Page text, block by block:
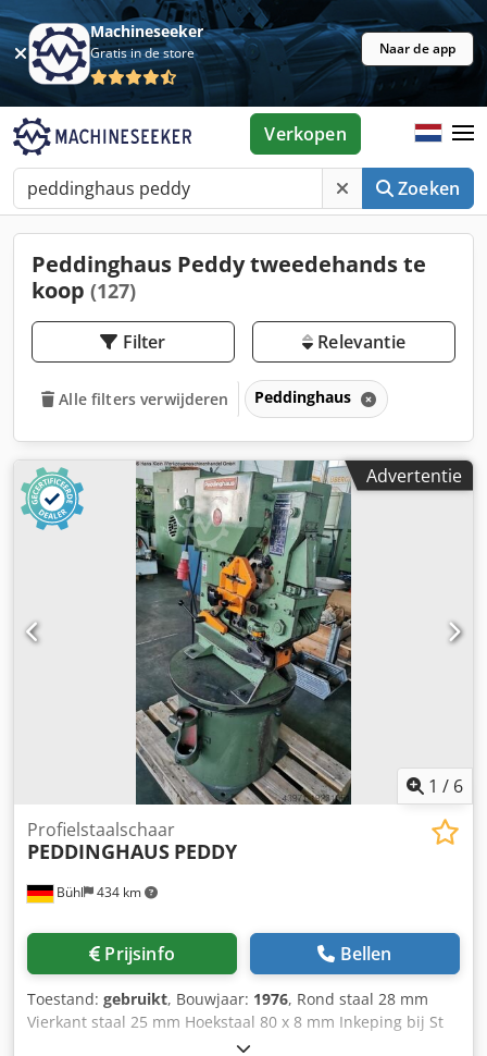
Machineseeker
Gratis in de store Naar de app
Zoeken
Verkopen
Peddinghaus Peddy tweedehands te
koop (127)
Filter Relevantie
Alle filters verwijderen Peddinghaus
Advertentie
1 / 6
Bühl 434 km
Profielstaalschaar
PEDDINGHAUS PEDDY
Prijsinfo Bellen
Toestand: gebruikt, Bouwjaar: 1976, Rond staal 28 mm
Vierkant staal 25 mm Hoekstaal 80 x 8 mm Inkeping bij St
40 max. 7 mm Snijkracht van de verticale schaar 350 kN